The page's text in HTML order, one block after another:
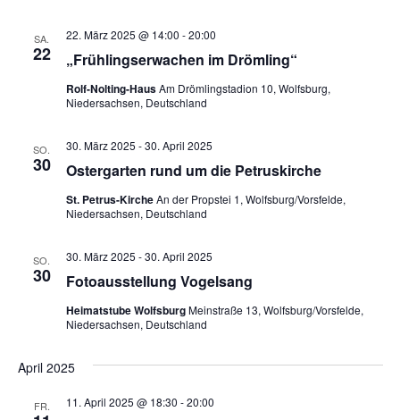
SA.
22 „Frühlingserwachen im Drömling“
22. März 2025 @ 14:00 -20:00
Rolf-Nolting-HausAm Drömlingstadion 10, Wolfsburg,
Niedersachsen, Deutschland
SO.
30 Ostergarten rund um die Petruskirche
30. März 2025 -30. April 2025
St. Petrus-KircheAn der Propstei 1, Wolfsburg/Vorsfelde,
Niedersachsen, Deutschland
SO.
30 Fotoausstellung Vogelsang
30. März 2025 -30. April 2025
Heimatstube WolfsburgMeinstraße 13, Wolfsburg/Vorsfelde,
Niedersachsen, Deutschland
April 2025
FR. 11. April 2025 @ 18:30 -20:00